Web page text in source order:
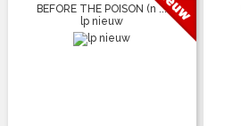
BEFORE THE POISON (n ...
lp nieuw